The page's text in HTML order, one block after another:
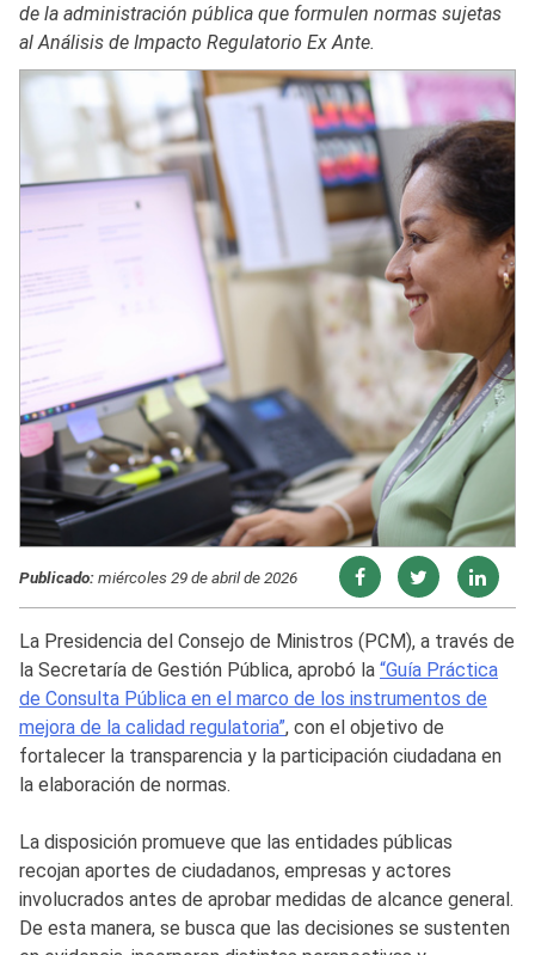
de la administración pública que formulen normas sujetas
al Análisis de Impacto Regulatorio Ex Ante.
Publicado:miércoles 29 de abril de 2026
La Presidencia del Consejo de Ministros (PCM), a través de
la Secretaría de Gestión Pública, aprobó la “Guía Práctica
de Consulta Pública en el marco de los instrumentos de
mejora de la calidad regulatoria”, con el objetivo de
fortalecer la transparencia y la participación ciudadana en
la elaboración de normas.
La disposición promueve que las entidades públicas
recojan aportes de ciudadanos, empresas y actores
involucrados antes de aprobar medidas de alcance general.
De esta manera, se busca que las decisiones se sustenten